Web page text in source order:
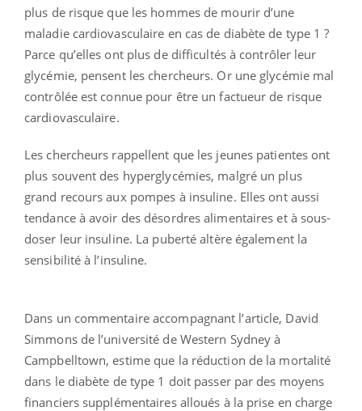
plus de risque que les hommes de mourir d’une
maladie cardiovasculaire en cas de diabète de type 1 ?
Parce qu’elles ont plus de difficultés à contrôler leur
glycémie, pensent les chercheurs. Or une glycémie mal
contrôlée est connue pour être un factueur de risque
cardiovasculaire.
Les chercheurs rappellent que les jeunes patientes ont
plus souvent des hyperglycémies, malgré un plus
grand recours aux pompes à insuline. Elles ont aussi
tendance à avoir des désordres alimentaires et à sous-
doser leur insuline. La puberté altère également la
sensibilité à l’insuline.
Dans un commentaire accompagnant l’article, David
Simmons de l’université de Western Sydney à
Campbelltown, estime que la réduction de la mortalité
dans le diabète de type 1 doit passer par des moyens
financiers supplémentaires alloués à la prise en charge